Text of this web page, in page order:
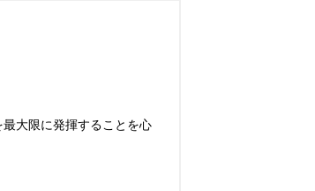
大限に発揮することを心